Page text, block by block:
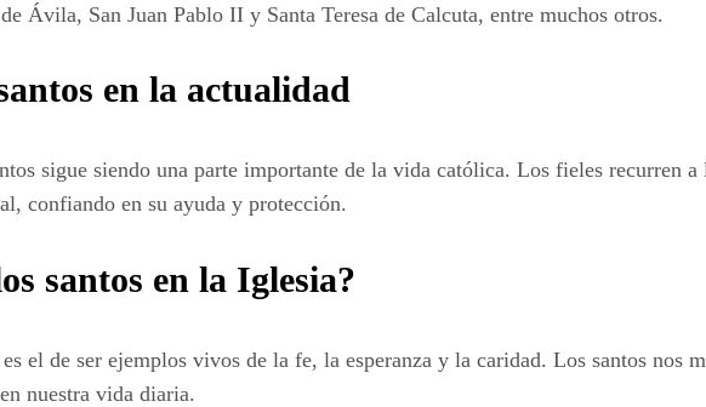
Ávila, San Juan Pablo II y Santa Teresa de Calcuta, entre muchos otros.
en la actualidad
sigue siendo una parte importante de la vida católica. Los fieles recurren
confiando en su ayuda y protección.
santos en la Iglesia?
el de ser ejemplos vivos de la fe, la esperanza y la caridad. Los santos nos
nuestra vida diaria.